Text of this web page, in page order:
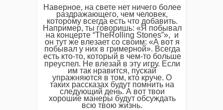
Наверное, на свете нет ничего более
раздражающего, чем человек,
которому всегда есть что добавить.
Например, ты говоришь: «Я побывал
на концерте “TheRolling Stones”», и
он тут же влезает со своим: «А вот я
побывал у них в гримерной». Всегда
есть кто-то, который в чем-то больше
преуспел. Не влезай в эту игру. Если
им так нравится, пускай
упражняются в том, кто круче. О
таких рассказах будут помнить на
следующий день. А вот твои
хорошие манеры будут обсуждать
всю твою жизнь.